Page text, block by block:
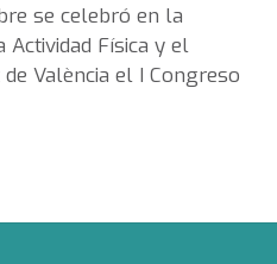
se celebró en la
Actividad Física y el
València el I Congreso